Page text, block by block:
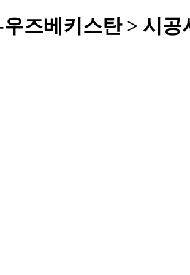
즈베키스탄 > 시공